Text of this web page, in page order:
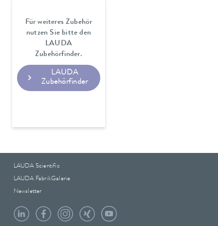
Für weiteres Zubehör
nutzen Sie bitte den
LAUDA
Zubehörfinder.
LAUDA
Zubehörfinder
LAUDA Scientific
LAUDA FabrikGalerie
Newsletter